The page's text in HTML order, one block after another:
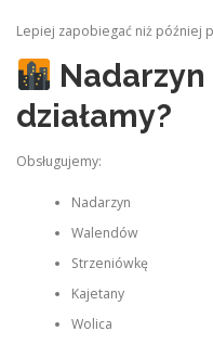
Lepiej zapobiegać niż później
działamy?
Obsługujemy:
Nadarzyn
Walendów
Strzeniówkę
Kajetany
Wolica